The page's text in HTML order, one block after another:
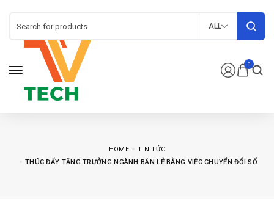
0
ALL
HOME
TIN TỨC
THÚC ĐẨY TĂNG TRƯỞNG NGÀNH BÁN LẺ BẰNG VIỆC CHUYỂN ĐỔI SỐ